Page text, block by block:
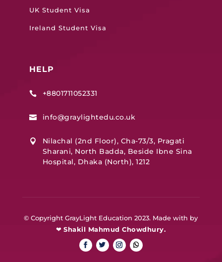
UK Student Visa
Ireland Student Visa
HELP
 +8801711052331
 info@graylightedu.co.uk

Nilachal (2nd Floor), Cha-73/3, Pragati
Sharani, North Badda, Beside Ibne Sina
Hospital, Dhaka (North), 1212
© Copyright GrayLight Education 2023. Made with by
❤Shakil Mahmud Chowdhury.